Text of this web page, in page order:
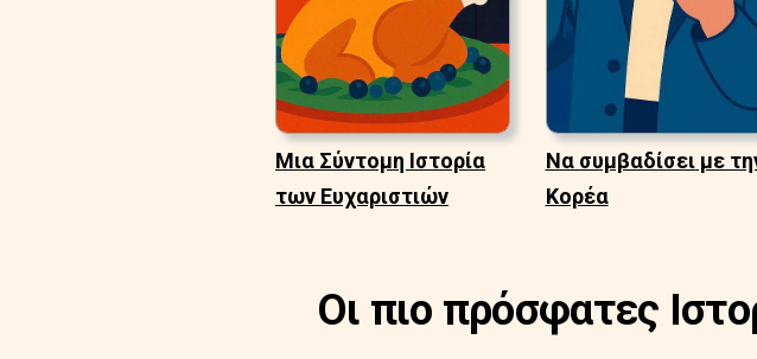
Μια Σύντομη Ιστορία
των Ευχαριστιών
Να συμβαδίσει με
Κορέα
Οι πιο πρόσφατες